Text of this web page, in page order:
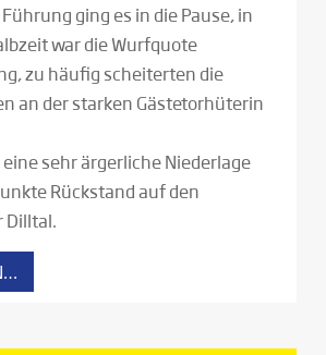
ging es in die Pause, in
war die Wurfquote
zu häufig scheiterten die
an der starken Gästetorhüterin
sehr ärgerliche Niederlage
Rückstand auf den
Dilltal.